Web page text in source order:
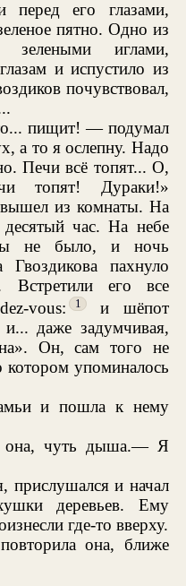
перед его глазами,
пятно. Одно из
зелеными иглами,
и испустило из
почувствовал,
пищит! — подумал
а то я ослепну. Надо
Печи всё топят... О,
топят! Дураки!»
из комнаты. На
час. На небе
не было, и ночь
пахнуло
Встретили его все
vous:
1 и шёпот
и... даже задумчивая,
Он, сам того не
котором упоминалось
и пошла к нему
чуть дыша.— Я
прислушался и начал
деревьев. Ему
где-то вверху.
она, ближе